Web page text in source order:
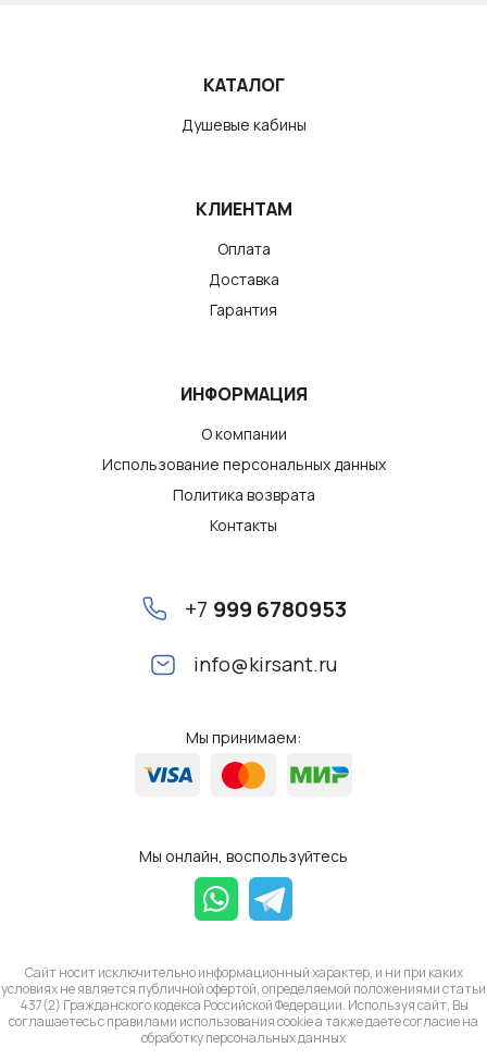
КАТАЛОГ
Душевые кабины
КЛИЕНТАМ
Оплата
Доставка
Гарантия
ИНФОРМАЦИЯ
О компании
Использование персональных данных
Политика возврата
Контакты
+7 999 6780953
info@kirsant.ru
Мы принимаем:
Мы онлайн, воспользуйтесь
Сайт носит исключительно информационный характер, и ни при каких
условиях не является публичной офертой, определяемой положениями статьи
437(2) Гражданского кодекса Российской Федерации. Используя сайт, Вы
соглашаетесь с правилами использования cookie а также даете согласие на
обработкуперсональных данных